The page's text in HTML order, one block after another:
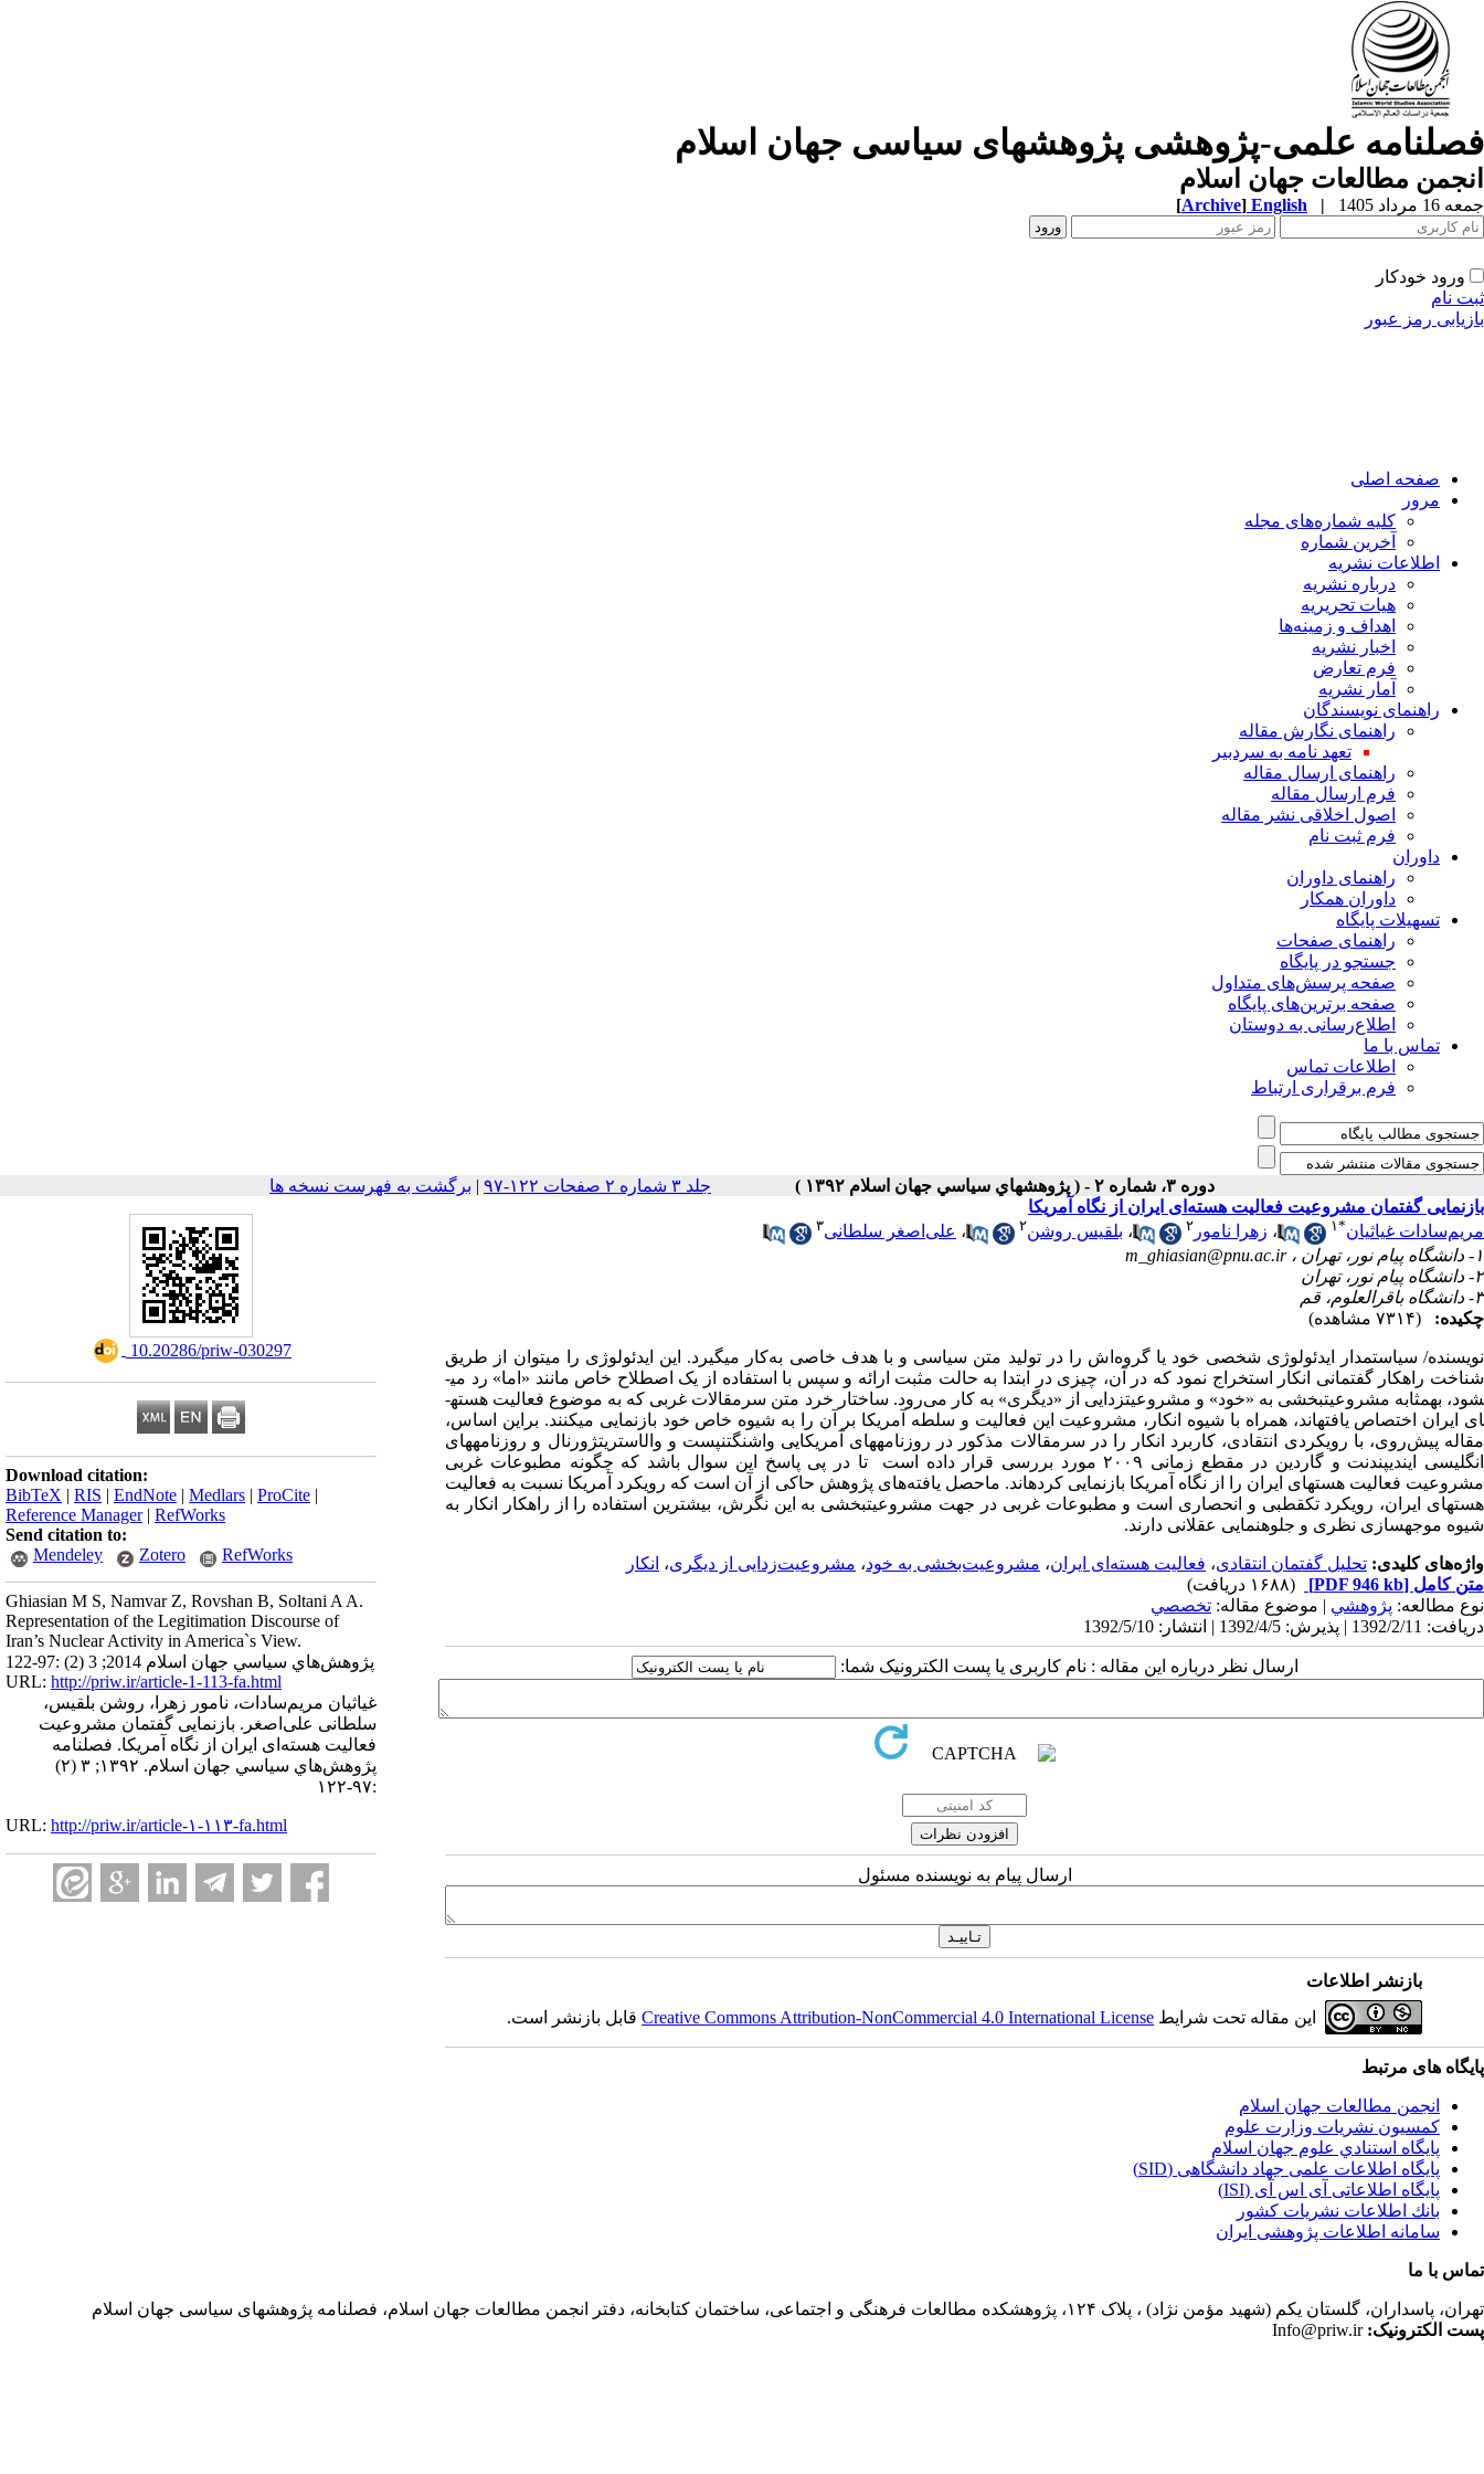
فصلنامه علمی-پژوهشی پژوهشهای سیاسی جهان اسلام
انجمن مطالعات جهان اسلام
جمعه 16 مرداد 1405 |
English
[Archive]
ورود خودکار
ثبت نام
بازیابی رمز عبور
صفحه اصلی
مرور
کلیه شماره‌های مجله
آخرین شماره
اطلاعات نشریه
درباره نشریه
هیات تحریریه
اهداف و زمینه‌ها
اخبار نشریه
فرم تعارض
آمار نشریه
راهنمای نویسندگان
راهنمای نگارش مقاله
تعهد نامه به سردبیر
راهنمای ارسال مقاله
فرم ارسال مقاله
اصول اخلاقی نشر مقاله
فرم ثبت نام
داوران
راهنمای داوران
داوران همکار
تسهیلات پایگاه
راهنمای صفحات
جستجو در پایگاه
صفحه پرسش‌های متداول
صفحه برترین‌های پایگاه
اطلاع‌رسانی به دوستان
تماس با ما
اطلاعات تماس
فرم برقراری ارتباط
دوره ۳، شماره ۲ - ( پژوهشهاي سياسي جهان اسلام ۱۳۹۲ ) جلد ۳ شماره ۲ صفحات ۱۲۲-۹۷ | برگشت به فهرست نسخه ها
‎ 10.20286/priw-030297
Download citation:
BibTeX | RIS | EndNote | Medlars | ProCite |
Reference Manager| RefWorks
Send citation to:
Mendeley
Zotero RefWorks
Ghiasian M S, Namvar Z, Rovshan B, Soltani A A.
Representation of the Legitimation Discourse of
Iran’s Nuclear Activity in America`s View.
پژوهش‌هاي سياسي جهان اسلام 2014; 3 (2) :97-122
URL: http://priw.ir/article-1-113-fa.html
غیاثیان مریم‌سادات، نامور زهرا، روشن بلقیس،
سلطانی علی‌اصغر. بازنمایی گفتمان مشروعیت
فعالیت هسته‌ای ایران از نگاه آمریکا. فصلنامه
پژوهش‌هاي سياسي جهان اسلام. ۱۳۹۲; ۳ (۲)
:۹۷-۱۲۲
URL: http://priw.ir/article-۱-۱۱۳-fa.html
بازنمایی گفتمان مشروعیت فعالیت هسته‌ای ایران از نگاه آمریکا
مریم‌سادات غیاثیان*۱ ، زهرا نامور ۲ ، بلقیس روشن۲ ، علی‌اصغر سلطانی۳
۱- دانشگاه پیام نور، تهران ،
m_ghiasian@pnu.ac.ir
۲- دانشگاه پیام نور، تهران
۳- دانشگاه باقرالعلوم، قم
چکیده:
(۷۳۱۴ مشاهده)
نویسنده/ سیاستمدار ایدئولوژی شخصی خود یا گروه‌اش را در تولید متن سیاسی و با هدف خاصی به‌کار می­گیرد. این ایدئولوژی را می­توان از طریق
شناخت راهکار گفتمانی انکار استخراج نمود که در آن، چیزی در ابتدا به حالت مثبت ارائه و سپس با استفاده از یک اصطلاح خاص مانند «اما» رد می­
شود، به­مثابه مشروعیت­بخشی به «خود» و مشروعیت­زدایی از «دیگری» به کار میرود.ساختار خرد متن سرمقالات غربی که به موضوع فعالیت هسته­
ای ایران اختصاص یافته­اند، همراه با شیوه انکار، مشروعیت این فعالیت و سلطه آمریکا بر آن را به شیوه خاص خود بازنمایی می­کنند. براین اساس،
مقاله پیش‌روی، با رویکردی انتقادی، کاربرد انکار را در سرمقالات مذکور در روزنامه­های آمریکایی واشنگتن­پست و وال­استریت­ژورنال و روزنامه­های
انگلیسی ایندیپندنت و گاردین در مقطع زمانی ٢٠٠٩ مورد بررسی قرار داده است تا در پی پاسخ این سوال باشد که چگونه مطبوعات غربی
مشروعیت­ فعالیت هسته­ای ایران را از نگاه آمریکا بازنمایی کرده­اند. ماحصل یافته‌های پژوهش حاکی از آن است که رویکرد آمریکا نسبت به فعالیت
هسته­ای ایران، رویکرد تک­قطبی و انحصاری است و مطبوعات غربی در جهت مشروعیت­بخشی به این نگرش، بیشترین استفاده را از راهکار انکار به
شیوه موجه­سازی نظری و جلوه­نمایی عقلانی دارند.
واژه‌های کلیدی: تحلیل گفتمان انتقادی، فعالیت هسته‌ای ایران، مشروعیت‌بخشی به خود، مشروعیت‌زدایی از دیگری، انکار
متن کامل [PDF 946 kb]
(۱۶۸۸ دریافت)
نوع مطالعه: پژوهشي | موضوع مقاله: تخصصي
دریافت: 1392/2/11 | پذیرش: 1392/4/5 | انتشار: 1392/5/10
ارسال نظر درباره این مقاله : نام کاربری یا پست الکترونیک شما:
ارسال پیام به نویسنده مسئول
بازنشر اطلاعات
این مقاله تحت شرایط Creative Commons Attribution-NonCommercial 4.0 International Licenseقابل بازنشر است.
پایگاه های مرتبط
انجمن مطالعات جهان اسلام
کمسیون نشریات وزارت علوم
پايگاه استنادي علوم جهان اسلام
پایگاه اطلاعات علمی جهاد دانشگاهی (SID)
پایگاه اطلاعاتی آی اس آی (ISI)
بانك اطلاعات نشريات كشور
سامانه اطلاعات پژوهشی ایران
تماس با ما
تهران، پاسداران، گلستان یکم (شهید مؤمن نژاد) ، پلاک ۱۲۴، پژوهشکده مطالعات فرهنگی و اجتماعی، ساختمان کتابخانه، دفتر انجمن مطالعات جهان اسلام، فصلنامه پژوهشهای سیاسی جهان اسلام
پست الکترونیک:Info@priw.ir